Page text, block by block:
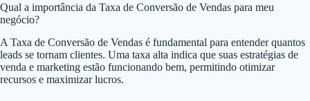
Qual a importância da Taxa de Conversão de Vendas para meu
negócio?
A Taxa de Conversão de Vendas é fundamental para entender quantos
leads se tornam clientes. Uma taxa alta indica que suas estratégias de
venda e marketing estão funcionando bem, permitindo otimizar
recursos e maximizar lucros.